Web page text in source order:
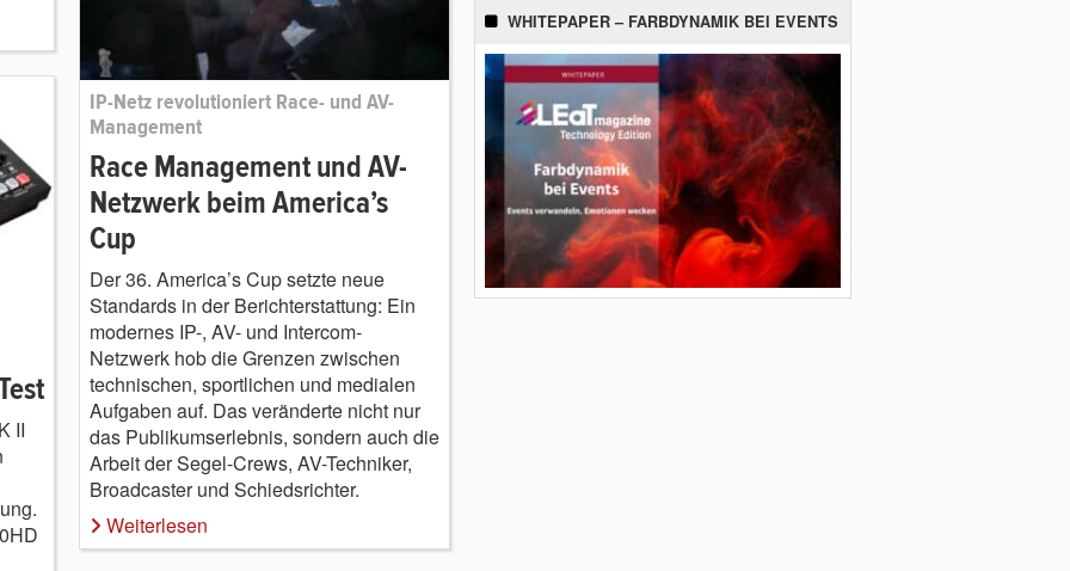
II
IP-Netz revolutioniert Race- und AV-
Management
Race Management und AV-
Netzwerk beim America’s
Cup
Der 36. America’s Cup setzte neue
Standards in der Berichterstattung: Ein
modernes IP-, AV- und Intercom-
Netzwerk hob die Grenzen zwischen
technischen, sportlichen und medialen
Aufgaben auf. Das veränderte nicht nur
das Publikumserlebnis, sondern auch die
Arbeit der Segel-Crews, AV-Techniker,
Broadcaster und Schiedsrichter.
Weiterlesen
WHITEPAPER – FARBDYNAMIK BEI EVENTS